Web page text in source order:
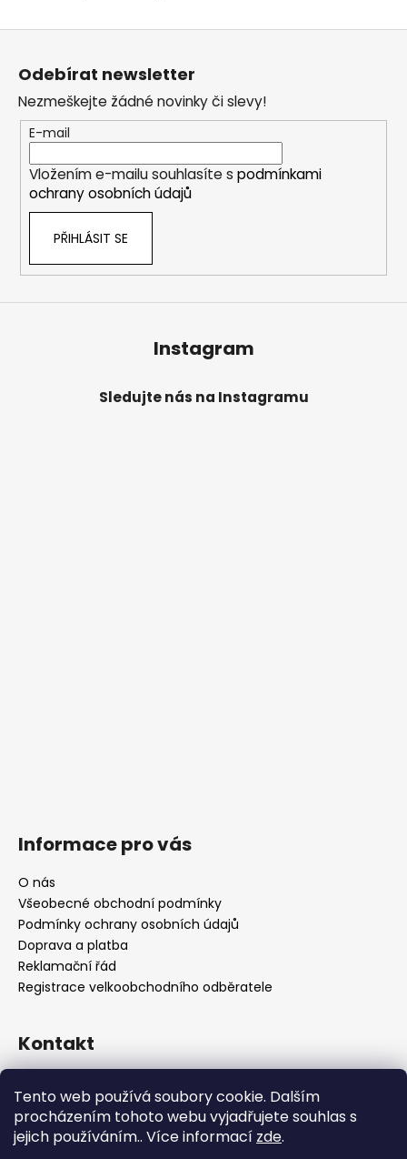
Tento web používá soubory cookie. Dalším
procházením tohoto webu vyjadřujete souhlas s
jejich používáním.. Více informací zde.
Z
Odebírat newsletter
Nezmeškejte žádné novinky či slevy!
E-mail
Vložením e-mailu souhlasíte s podmínkami
ochrany osobních údajů
PŘIHLÁSIT SE
Instagram
Sledujte nás na Instagramu
Informace pro vás
O nás
Všeobecné obchodní podmínky
Podmínky ochrany osobních údajů
Doprava a platba
Reklamační řád
Registrace velkoobchodního odběratele
Kontakt
+420222744000